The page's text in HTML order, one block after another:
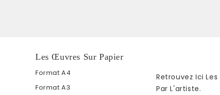
Les Œuvres Sur Papier
Format A4
Format A3
Retrouvez Ici
Par L'artiste.